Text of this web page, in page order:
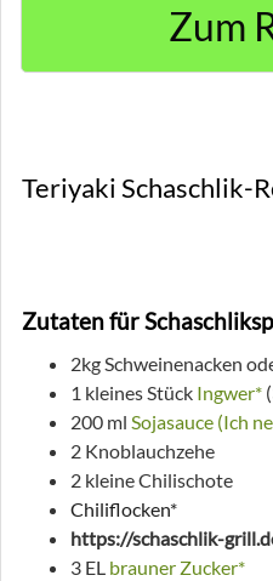
Zum
Teriyaki Schaschlik-
Zutaten für
2kg Schweinenacken
1 kleines Stück Ingwer*
200 ml Sojasauce (Ich
2 Knoblauchzehe
2 kleine Chilischote
Chiliflocken*
https://schaschlik-
3 EL brauner Zucker*